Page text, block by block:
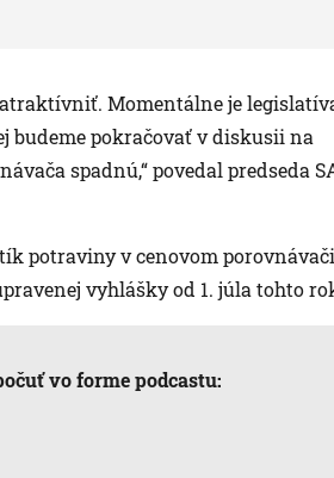
Momentálne je
budeme pokračovať v diskusii na
spadnú,“ povedal predseda
potraviny v cenovom porovnávači
vyhlášky od 1. júla tohto
vo forme podcastu: